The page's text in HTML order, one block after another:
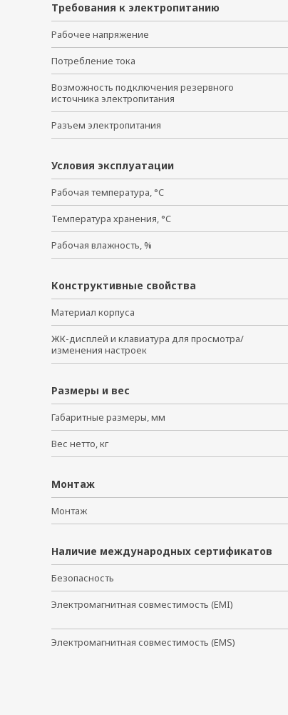
Требования к электропитанию
Рабочее напряжение
Потребление тока
Возможность подключения резервного
источника электропитания
Разъем электропитания
Условия эксплуатации
Рабочая температура, °C
Температура хранения, °C
Рабочая влажность, %
Конструктивные свойства
Материал корпуса
ЖК-дисплей и клавиатура для просмотра/
изменения настроек
Размеры и вес
Габаритные размеры, мм
Вес нетто, кг
Монтаж
Монтаж
Наличие международных сертификатов
Безопасность
Электромагнитная совместимость (EMI)
Электромагнитная совместимость (EMS)